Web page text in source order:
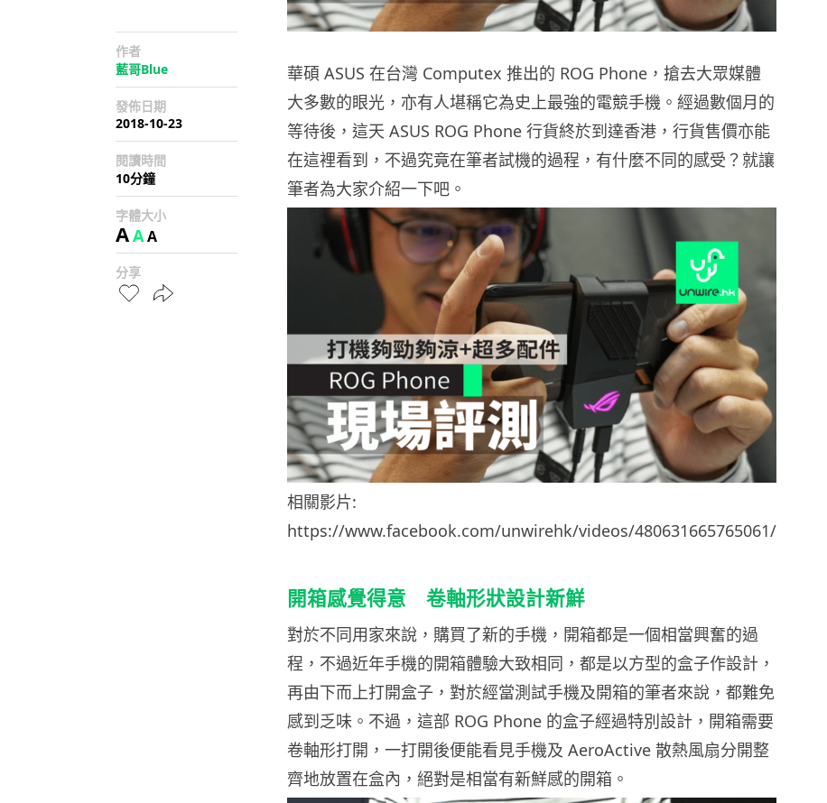
作者
藍哥Blue
發佈日期
2018-10-23
閱讀時間
10分鐘
字體大小
AAA
分享
華碩 ASUS 在台灣 Computex 推出的 ROG Phone，搶去大眾媒體
大多數的眼光，亦有人堪稱它為史上最強的電競手機。經過數個月的
等待後，這天 ASUS ROG Phone 行貨終於到達香港，行貨售價亦能
在這裡看到，不過究竟在筆者試機的過程，有什麼不同的感受？就讓
筆者為大家介紹一下吧。
相關影片:
https://www.facebook.com/unwirehk/videos/480631665765061/
開箱感覺得意 卷軸形狀設計新鮮
對於不同用家來說，購買了新的手機，開箱都是一個相當興奮的過
程，不過近年手機的開箱體驗大致相同，都是以方型的盒子作設計，
再由下而上打開盒子，對於經當測試手機及開箱的筆者來說，都難免
感到乏味。不過，這部 ROG Phone 的盒子經過特別設計，開箱需要
卷軸形打開，一打開後便能看見手機及 AeroActive 散熱風扇分開整
齊地放置在盒內，絕對是相當有新鮮感的開箱。